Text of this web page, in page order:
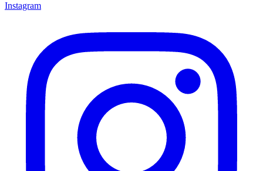
Instagram